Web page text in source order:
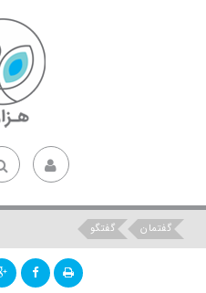
گفتمان گفتگو